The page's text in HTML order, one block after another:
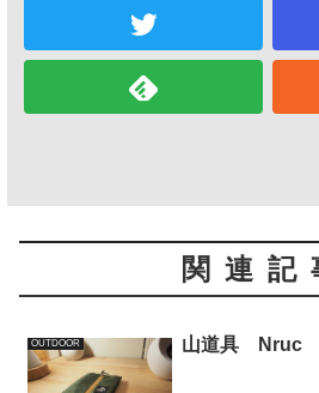
関連記
OUTDOOR 山道具 Nruc